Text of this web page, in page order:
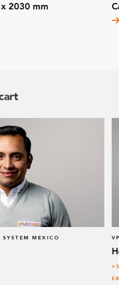
2030 mm
MEXICO